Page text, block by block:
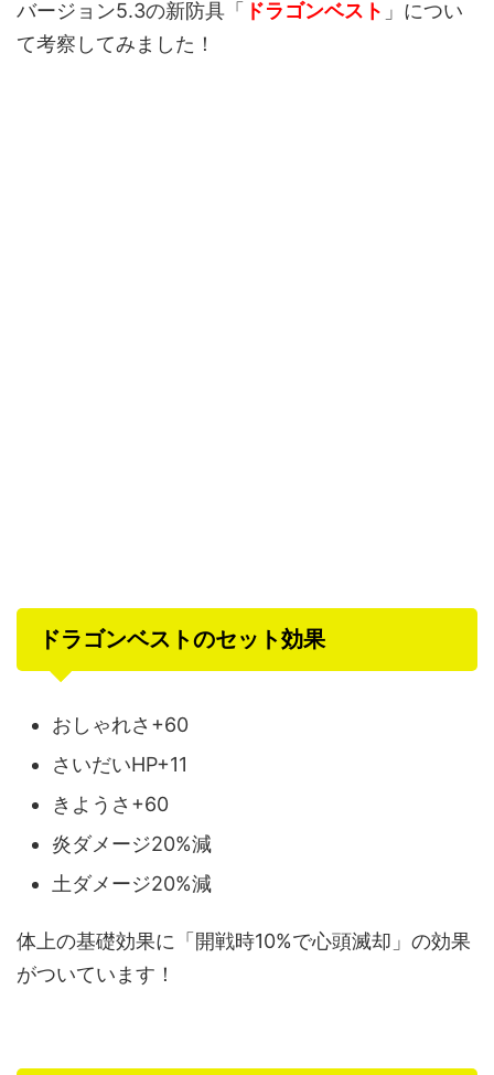
バージョン5.3の新防具「 ドラゴンベスト 」につい
て考察してみました！
ドラゴンベストのセット効果
おしゃれさ+60
さいだいHP+11
きようさ+60
炎ダメージ20%減
土ダメージ20%減
体上の基礎効果に「開戦時10%で心頭滅却」の効果
がついています！